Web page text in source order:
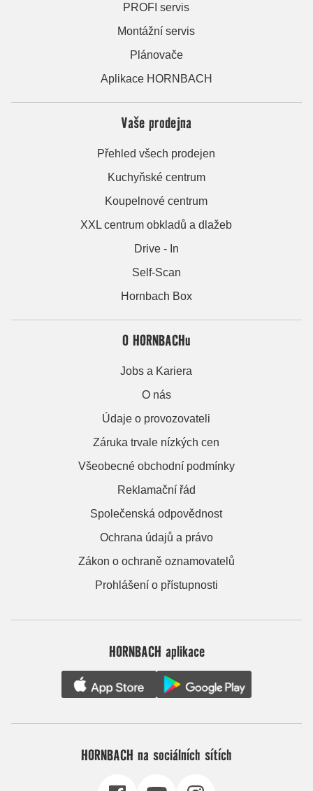
PROFI servis
Montážní servis
Plánovače
Aplikace HORNBACH
Vaše prodejna
Přehled všech prodejen
Kuchyňské centrum
Koupelnové centrum
XXL centrum obkladů a dlažeb
Drive - In
Self-Scan
Hornbach Box
O HORNBACHu
Jobs a Kariera
O nás
Údaje o provozovateli
Záruka trvale nízkých cen
Všeobecné obchodní podmínky
Reklamační řád
Společenská odpovědnost
Ochrana údajů a právo
Zákon o ochraně oznamovatelů
Prohlášení o přístupnosti
HORNBACH aplikace
HORNBACH na sociálních sítích